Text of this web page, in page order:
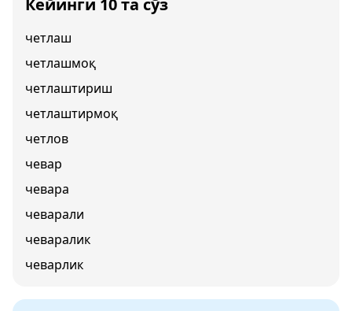
Кейинги 10 та сўз
четлаш
четлашмоқ
четлаштириш
четлаштирмоқ
четлов
чевар
чевара
чеварали
чеваралик
чеварлик